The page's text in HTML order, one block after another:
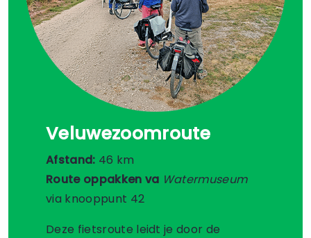
Veluwezoomroute
Afstand: 46 km
Route oppakken va Watermuseum
via knooppunt 42
Deze fietsroute leidt je door de